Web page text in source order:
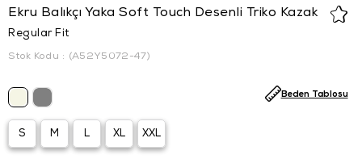
Ekru Balıkçı Yaka Soft Touch Desenli Triko Kazak
Regular Fit
Stok Kodu (A52Y5072-47)
S M L XL XXL
Beden Tablosu